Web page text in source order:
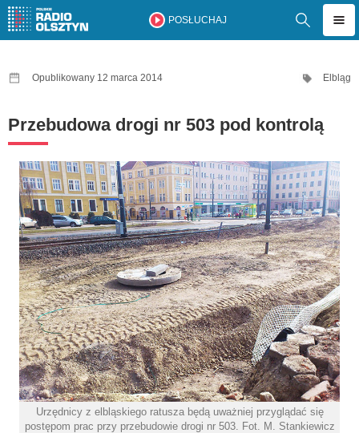
POSŁUCHAJ
Opublikowany 12 marca 2014 Elbląg
Przebudowa drogi nr 503 pod kontrolą
Urzędnicy z elbląskiego ratusza będą uważniej przyglądać się
postępom prac przy przebudowie drogi nr 503. Fot. M. Stankiewicz